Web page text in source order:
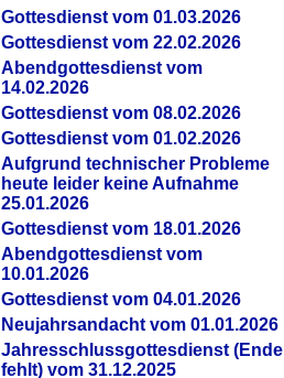
Gottesdienst vom 01.03.2026
Gottesdienst vom 22.02.2026
Abendgottesdienst vom
14.02.2026
Gottesdienst vom 08.02.2026
Gottesdienst vom 01.02.2026
Aufgrund technischer Probleme
heute leider keine Aufnahme
25.01.2026
Gottesdienst vom 18.01.2026
Abendgottesdienst vom
10.01.2026
Gottesdienst vom 04.01.2026
Neujahrsandacht vom 01.01.2026
Jahresschlussgottesdienst (Ende
fehlt) vom 31.12.2025